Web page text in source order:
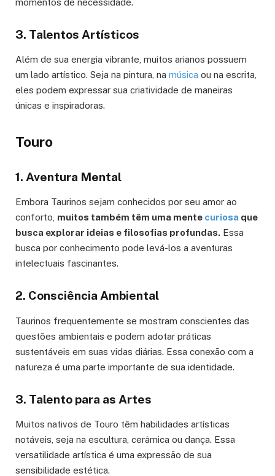
3. Talentos Artísticos
Além de sua energia vibrante, muitos arianos possuem
um lado artístico. Seja na pintura, na música ou na escrita,
eles podem expressar sua criatividade de maneiras
únicas e inspiradoras.
Touro
1. Aventura Mental
Embora Taurinos sejam conhecidos por seu amor ao
conforto, muitos também têm uma mente curiosa que
busca explorar ideias e filosofias profundas. Essa
busca por conhecimento pode levá-los a aventuras
intelectuais fascinantes.
2. Consciência Ambiental
Taurinos frequentemente se mostram conscientes das
questões ambientais e podem adotar práticas
sustentáveis em suas vidas diárias. Essa conexão com a
natureza é uma parte importante de sua identidade.
3. Talento para as Artes
Muitos nativos de Touro têm habilidades artísticas
notáveis, seja na escultura, cerâmica ou dança. Essa
versatilidade artística é uma expressão de sua
sensibilidade estética.